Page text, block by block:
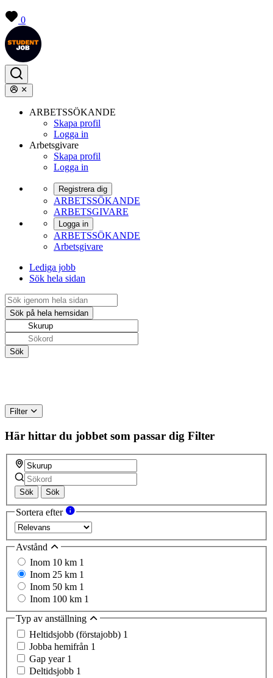
0
ARBETSSÖKANDE
Skapa profil
Logga in
Arbetsgivare
Skapa profil
Logga in
Registrera dig
ARBETSSÖKANDE
ARBETSGIVARE
Logga in
ARBETSSÖKANDE
Arbetsgivare
Lediga jobb
Sök hela sidan
Filter
Här hittar du jobbet som passar dig Filter
Sök Sök
Sortera efter
Avstånd
Inom 10 km 1
Inom 25 km 1
Inom 50 km 1
Inom 100 km 1
Typ av anställning
Heltidsjobb (förstajobb) 1
Jobba hemifrån 1
Gap year 1
Deltidsjobb 1